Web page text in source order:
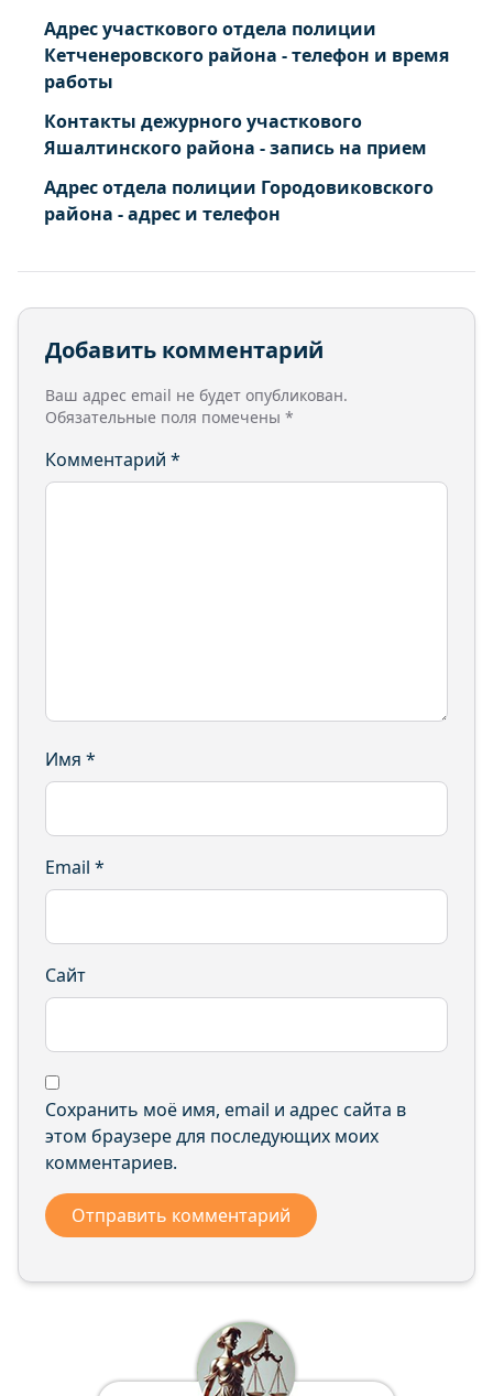
Адрес участкового отдела полиции
Кетченеровского района - телефон и время
работы
Контакты дежурного участкового
Яшалтинского района - запись на прием
Адрес отдела полиции Городовиковского
района - адрес и телефон
Добавить комментарий
Ваш адрес email не будет опубликован.
Обязательные поля помечены *
Комментарий *
Имя *
Email *
Сайт
Сохранить моё имя, email и адрес сайта в
этом браузере для последующих моих
комментариев.